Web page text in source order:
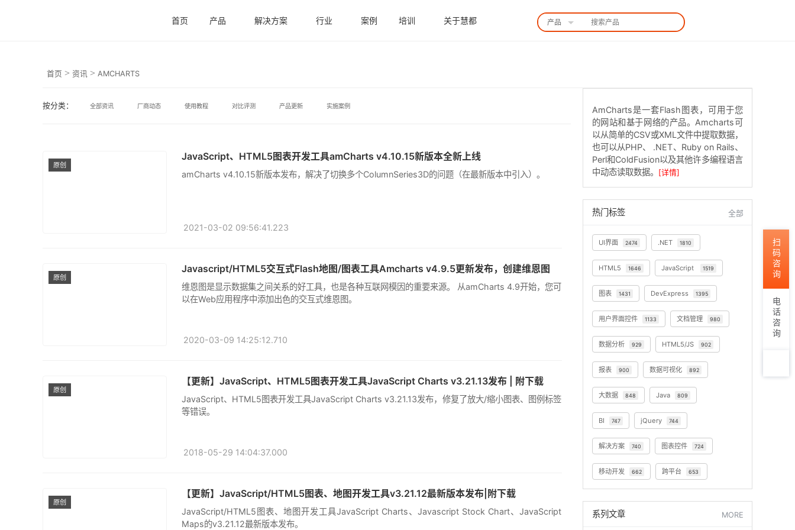
首页 产品 解决方案 行业 案例 培训 关于慧都 产品
首页 > 资讯 > AMCHARTS
按分类： 全部资讯 厂商动态 使用教程 对比评测 产品更新 实施案例
原创
JavaScript、HTML5图表开发工具amCharts v4.10.15新版本全新上线
amCharts v4.10.15新版本发布，解决了切换多个ColumnSeries3D的问题（在最新版本中引入）。
2021-03-02 09:56:41.223
原创
Javascript/HTML5交互式Flash地图/图表工具Amcharts v4.9.5更新发布，创建维恩图
维恩图是显示数据集之间关系的好工具，也是各种互联网模因的重要来源。 从amCharts 4.9开始，您可
以在Web应用程序中添加出色的交互式维恩图。
2020-03-09 14:25:12.710
原创
【更新】JavaScript、HTML5图表开发工具JavaScript Charts v3.21.13发布 | 附下载
JavaScript、HTML5图表开发工具JavaScript Charts v3.21.13发布，修复了放大/缩小图表、图例标签
等错误。
2018-05-29 14:04:37.000
原创
【更新】JavaScript/HTML5图表、地图开发工具v3.21.12最新版本发布|附下载
JavaScript/HTML5图表、地图开发工具JavaScript Charts、Javascript Stock Chart、JavaScript
Maps的v3.21.12最新版本发布。
AmCharts是一套Flash图表，可用于您
的网站和基于网络的产品。Amcharts可
以从简单的CSV或XML文件中提取数据，
也可以从PHP、 .NET、Ruby on Rails、
Perl和ColdFusion以及其他许多编程语言
中动态读取数据。
[详情]
热门标签 全部
UI界面 2474 .NET 1810
HTML5 1646 JavaScript 1519
图表 1431 DevExpress 1395
用户界面控件 1133 文档管理 980
数据分析 929 HTML5/JS 902
报表 900 数据可视化 892
大数据 848 Java 809
BI 747 jQuery 744
解决方案 740 图表控件 724
移动开发 662 跨平台 653
系列文章 MORE
扫码咨询
电话咨询